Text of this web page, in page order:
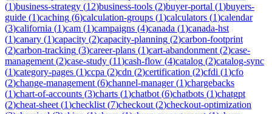
(1)business-strategy (12)business-tools (2)buyer-portal (1)buyers-
guide (1)caching (6)calculation-groups (1)calculators (1)calendar
(3)california (1)cam (1)campaigns (4)canada (1)canada-hst
(1)canary (1)capacity (2)capacity-planning (2)carbon-footprint
(2)carbon-tracking (3)career-plans (1)cart-abandonment (2)case-
management (2)case-study (11)cash-flow (4)catalog (2)catalog-sync
(1)category-pages (1)ccpa (2)cdn (2)certification (2)cfdi (1)cfo
(2)change-management (6)channel-manager(1)chargebacks
(1)chart-of-accounts (3)charts (1)chatbot (6)chatbots (1)chatgpt
(2)cheat-sheet (1)checklist (7)checkout (2)checkout-optimization